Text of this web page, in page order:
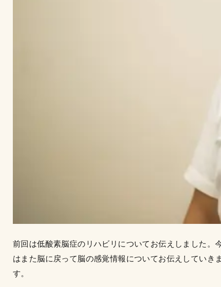
前回は低酸素脳症のリハビリについてお伝えしました。
はまた脳に戻って脳の感覚情報についてお伝えしていき
す。